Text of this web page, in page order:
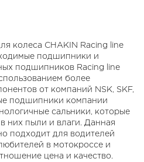
колеса CHAKIN Racing line
подшипники и
подшипников Racing line
более
от компаний NSK, SKF,
подшипники компании
сальники, которые
них пыли и влаги. Данная
подходит для водителей
в мотокроссе и
цена и качество.